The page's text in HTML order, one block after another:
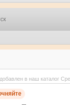
в наш каталог